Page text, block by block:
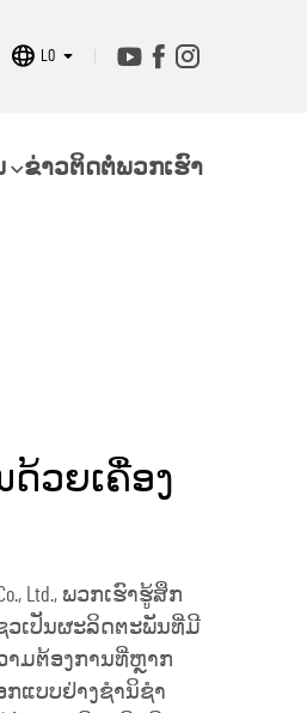
LO
ຂ່າວຕິດຕໍ່ພວກເຮົາ
ວຍເຄື່ອງ
Co., Ltd., ພວກເຮົາຮູ້ສຶກ
ວເປັນຜະລິດຕະພັນທີ່ມີ
າມຕ້ອງການທີ່ຫຼາກ
ກແບບຢ່າງຊໍານິຊໍາ